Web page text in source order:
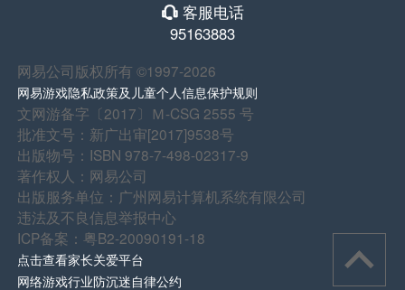
򰀃 客服电话
95163883
网易公司版权所有 ©1997-2026
网易游戏隐私政策及儿童个人信息保护规则
文网游备字〔2017〕Ｍ-CSG 2555 号
批准文号：新广出审[2017]9538号
出版物号：ISBN 978-7-498-02317-9
著作权人：网易公司
出版服务单位：广州网易计算机系统有限公司
违法及不良信息举报中心
ICP备案：粤B2-20090191-18
点击查看家长关爱平台
网络游戏行业防沉迷自律公约